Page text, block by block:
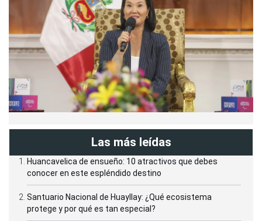
Las más leídas
Huancavelica de ensueño: 10 atractivos que debes
conocer en este espléndido destino
Santuario Nacional de Huayllay: ¿Qué ecosistema
protege y por qué es tan especial?